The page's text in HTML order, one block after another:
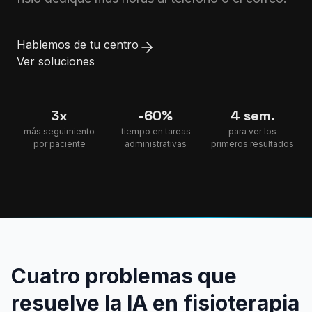
Hablemos de tu centro
Ver soluciones
3x
más seguimiento
por paciente
-60%
tiempo en tareas
administrativas
4 sem.
para ver los
primeros resultados
Cuatro problemas que
resuelve la IA en fisioterapia